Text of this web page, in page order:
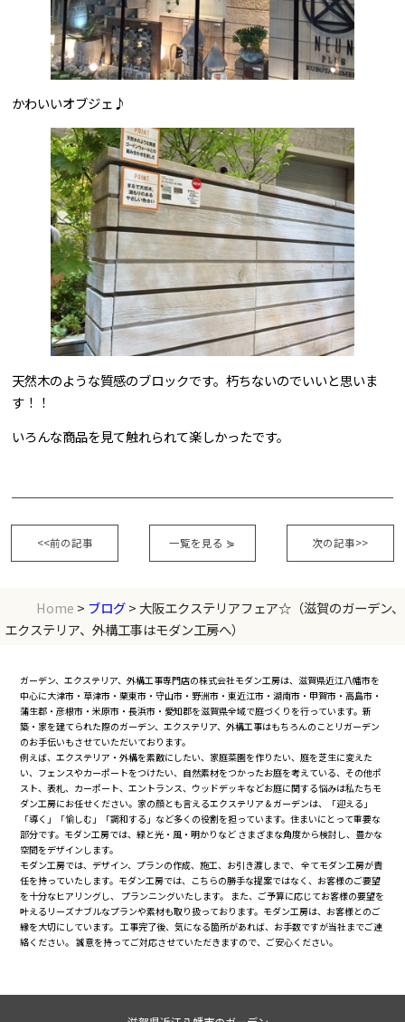
かわいいオブジェ♪
天然木のような質感のブロックです。朽ちないのでいいと思いま
す！！
いろんな商品を見て触れられて楽しかったです。
<<前の記事 次の記事>>
一覧を見る ⋟
Home > ブログ> 大阪エクステリアフェア☆（滋賀のガーデン、
エクステリア、外構工事はモダン工房へ）
ガーデン、エクステリア、外構工事専門店の株式会社モダン工房は、滋賀県近江八幡市を
中心に大津市・草津市・栗東市・守山市・野洲市・東近江市・湖南市・甲賀市・高島市・
蒲生郡・彦根市・米原市・長浜市・愛知郡を滋賀県全域で庭づくりを行っています。新
築・家を建てられた際のガーデン、エクステリア、外構工事はもちろんのことリガーデン
のお手伝いもさせていただいております。
例えば、エクステリア・外構を素敵にしたい、家庭菜園を作りたい、庭を芝生に変えた
い、フェンスやカーポートをつけたい、自然素材をつかったお庭を考えている、その他ポ
スト、表札、カーポート、エントランス、ウッドデッキなどお庭に関する悩みは私たちモ
ダン工房にお任せください。家の顔とも言えるエクステリア＆ガーデンは、「迎える」
「導く」「愉しむ」「調和する」など多くの役割を担っています。住まいにとって重要な
部分です。モダン工房では、緑と光・風・明かりなど さまざまな角度から検討し、豊かな
空間をデザインします。
モダン工房では、デザイン、プランの作成、施工、お引き渡しまで、 全てモダン工房が責
任を持っていたします。モダン工房では、こちらの勝手な提案ではなく、お客様のご要望
を十分なヒアリングし、 プランニングいたします。 また、ご予算に応じてお客様の要望を
叶えるリーズナブルなプランや素材も取り扱っております。モダン工房は、お客様とのご
縁を大切にしています。 工事完了後、気になる箇所があれば、お手数ですが当社までご連
絡ください。 誠意を持ってご対応させていただきますので、ご安心ください。